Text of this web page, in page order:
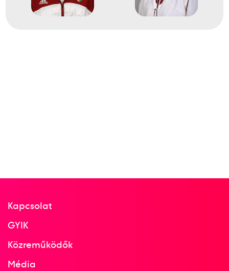
2004
Kapcsolat
GYIK
Közreműködők
Média